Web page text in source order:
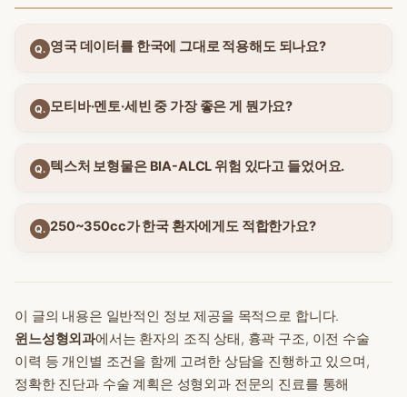
Q. 영국 데이터를 한국에 그대로 적용해도 되나요?
Q. 모티바·멘토·세빈 중 가장 좋은 게 뭔가요?
Q. 텍스처 보형물은 BIA-ALCL 위험 있다고 들었어요.
Q. 250~350cc가 한국 환자에게도 적합한가요?
이 글의 내용은 일반적인 정보 제공을 목적으로 합니다.
윈느성형외과에서는 환자의 조직 상태, 흉곽 구조, 이전 수술
이력 등 개인별 조건을 함께 고려한 상담을 진행하고 있으며,
정확한 진단과 수술 계획은 성형외과 전문의 진료를 통해